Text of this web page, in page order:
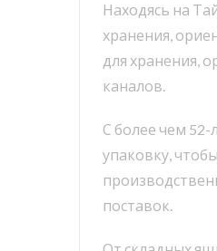
Находясь на
хранения,
для хранения,
каналов.
С более чем
упаковку,
поставок.